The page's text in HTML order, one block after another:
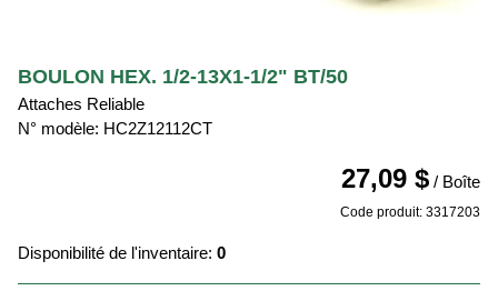
BOULON HEX. 1/2-13X1-1/2" BT/50
Attaches Reliable
N° modèle: HC2Z12112CT
27,09 $ / Boîte
Code produit: 3317203
Disponibilité de l'inventaire: 0